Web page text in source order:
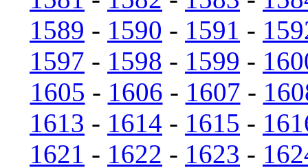
1589 - 1590 - 1591 -
1597 - 1598 - 1599 -
1605 - 1606 - 1607 -
1613 - 1614 - 1615 -
1621 - 1622 - 1623 -